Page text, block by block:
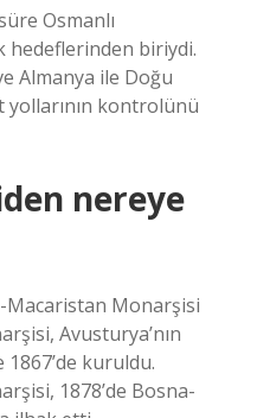
Osmanlı
hedeflerinden biriydi.
Almanya ile Doğu
yollarının kontrolünü
nereye
Monarşisi
Avusturya’nın
kuruldu.
1878’de Bosna-